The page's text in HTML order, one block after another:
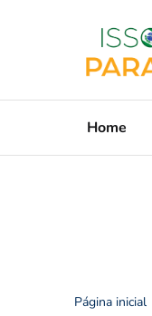
Home
Página inicial